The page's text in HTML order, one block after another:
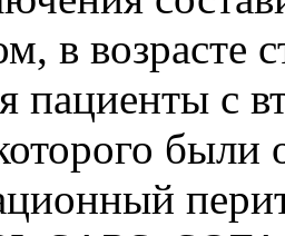
в возрасте
пациенты с
были